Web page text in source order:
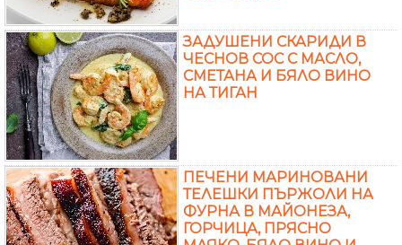
ЗАДУШЕНИ СКАРИДИ В
ЧЕСНОВ СОС С МАСЛО,
СМЕТАНА И БЯЛО ВИНО
НА ТИГАН
ПЕЧЕНИ МАРИНОВАНИ
ТЕЛЕШКИ ПЪРЖОЛИ НА
ФУРНА В МАЙОНЕЗА,
ГОРЧИЦА, ПРЯСНО